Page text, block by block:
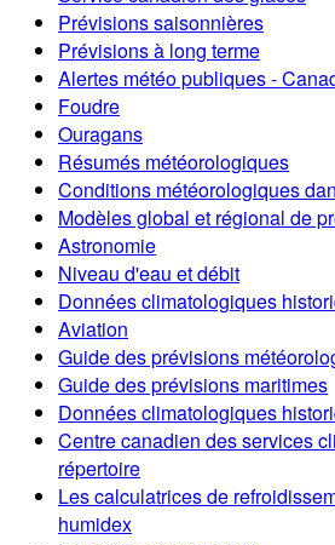
Prévisions saisonnières
Prévisions à long terme
Alertes météo publiques -
Foudre
Ouragans
Résumés météorologiques
Conditions météorologiques
Modèles global et régional de
Astronomie
Niveau d'eau et débit
Données climatologiques
Aviation
Guide des prévisions
Guide des prévisions maritimes
Données climatologiques
Centre canadien des services
répertoire
Les calculatrices de
humidex